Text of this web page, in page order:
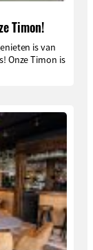
Timon!
is van
Onze Timon is